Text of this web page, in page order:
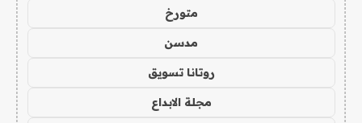
متورخ
مدسن
روتانا تسويق
مجلة الابداع